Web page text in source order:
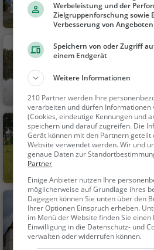
Gommern
Grüner Waldsee
FuMinGo -
Hand oder dem
FUMINGO –
Rathaus Loburg
Rathaus in
Werbeleistung und der
Zielgruppenforschung sowie
Verbesserung von Angeboten
Speichern von oder Zugriff
einem Endgerät
Weitere Informationen
210 Partner werden Ihre
verarbeiten und dürfen Informationen
(Cookies, eindeutige Kennungen und
speichern und darauf zugreifen. Die
Gerät können mit den Partnern
Website verwendet werden. Wir und
genaue Daten zur
Partner
Einige Anbieter nutzen Ihre
möglicherweise auf Grundlage ihres
Dagegen können Sie unten über den
Ihrer Optionen Einspruch erheben.
im Menü der Website finden Sie einen
Einwilligung in die Datenschutz- und
verwalten oder widerrufen können.